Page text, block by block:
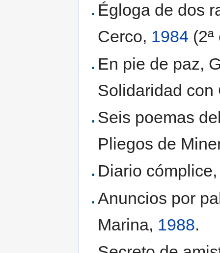
Égloga de dos
Cerco, 1984
En pie de paz,
Solidaridad
Seis poemas
Pliegos de
Diario
Anuncios por
Marina, 1988.